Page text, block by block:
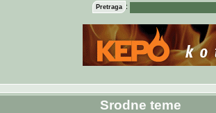
Pretraga :
Srodne teme